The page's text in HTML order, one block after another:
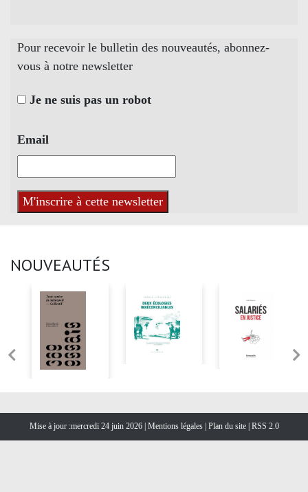
Pour recevoir le bulletin des nouveautés, abonnez-
vous à notre newsletter
Je ne suis pas un robot
Email
NOUVEAUTÉS
Mise à jour :mercredi 24 juin 2026 | Mentions légales | Plan du site |RSS 2.0